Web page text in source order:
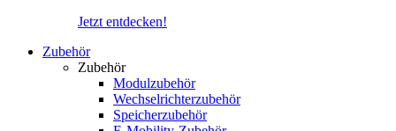
Jetzt entdecken!
Zubehör
Zubehör
Modulzubehör
Wechselrichterzubehör
Speicherzubehör